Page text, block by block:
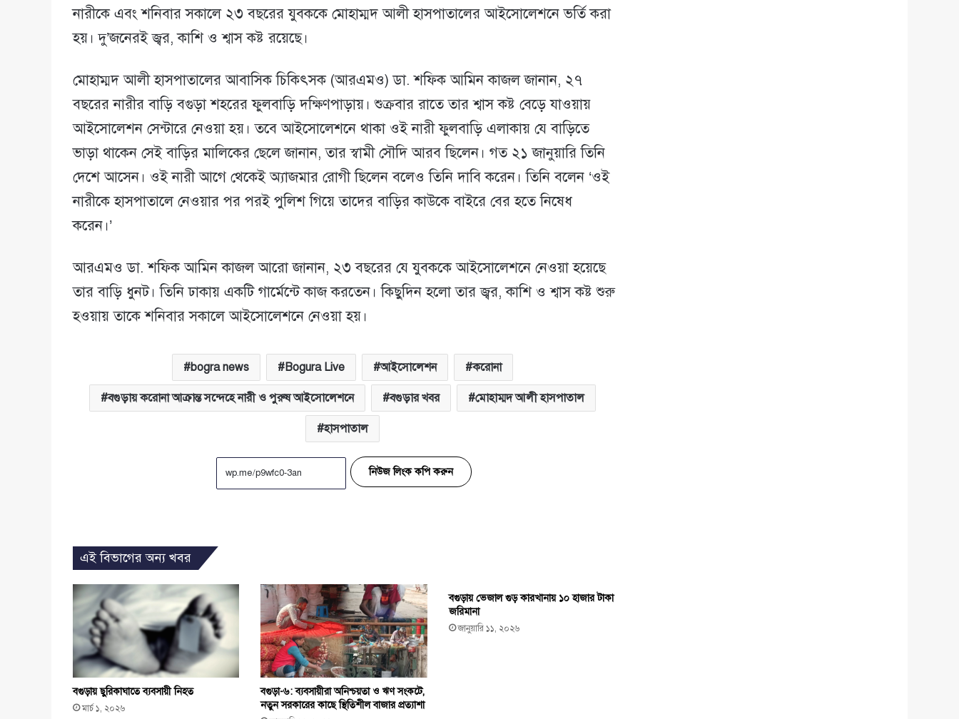
নারীকে এবং শনিবার সকালে ২৩ বছরের যুবককে মোহাম্মদ আলী হাসপাতালের আইসোলেশনে ভর্তি করা
হয়। দু’জনেরই জ্বর, কাশি ও শ্বাস কষ্ট রয়েছে।
মোহাম্মদ আলী হাসপাতালের আবাসিক চিকিৎসক (আরএমও) ডা. শফিক আমিন কাজল জানান, ২৭
বছরের নারীর বাড়ি বগুড়া শহরের ফুলবাড়ি দক্ষিণপাড়ায়। শুক্রবার রাতে তার শ্বাস কষ্ট বেড়ে যাওয়ায়
আইসোলেশন সেন্টারে নেওয়া হয়। তবে আইসোলেশনে থাকা ওই নারী ফুলবাড়ি এলাকায় যে বাড়িতে
ভাড়া থাকেন সেই বাড়ির মালিকের ছেলে জানান, তার স্বামী সৌদি আরব ছিলেন। গত ২১ জানুয়ারি তিনি
দেশে আসেন। ওই নারী আগে থেকেই অ্যাজমার রোগী ছিলেন বলেও তিনি দাবি করেন। তিনি বলেন ‘ওই
নারীকে হাসপাতালে নেওয়ার পর পরই পুলিশ গিয়ে তাদের বাড়ির কাউকে বাইরে বের হতে নিষেধ
করেন।’
আরএমও ডা. শফিক আমিন কাজল আরো জানান, ২৩ বছরের যে যুবককে আইসোলেশনে নেওয়া হয়েছে
তার বাড়ি ধুনট। তিনি ঢাকায় একটি গার্মেন্টে কাজ করতেন। কিছুদিন হলো তার জ্বর, কাশি ও শ্বাস কষ্ট শুরু
হওয়ায় তাকে শনিবার সকালে আইসোলেশনে নেওয়া হয়।
bogra news Bogura Live আইসোলেশন করোনা
বগুড়ায় করোনা আক্রান্ত সন্দেহে নারী ও পুরুষ আইসোলেশনে বগুড়ার খবর মোহাম্মদ আলী হাসপাতাল
হাসপাতাল
নিউজ লিংক কপি করুন
এই বিভাগের অন্য খবর
বগুড়ায় ছুরিকাঘাতে ব্যবসায়ী নিহত
মার্চ ১, ২০২৬
বগুড়া-৬: ব্যবসায়ীরা অনিশ্চয়তা ও ঋণ সংকটে,
নতুন সরকারের কাছে স্থিতিশীল বাজার প্রত্যাশা
বগুড়ায় ভেজাল গুড় কারখানায় ১০ হাজার টাকা
জরিমানা
জানুয়ারি ১১, ২০২৬